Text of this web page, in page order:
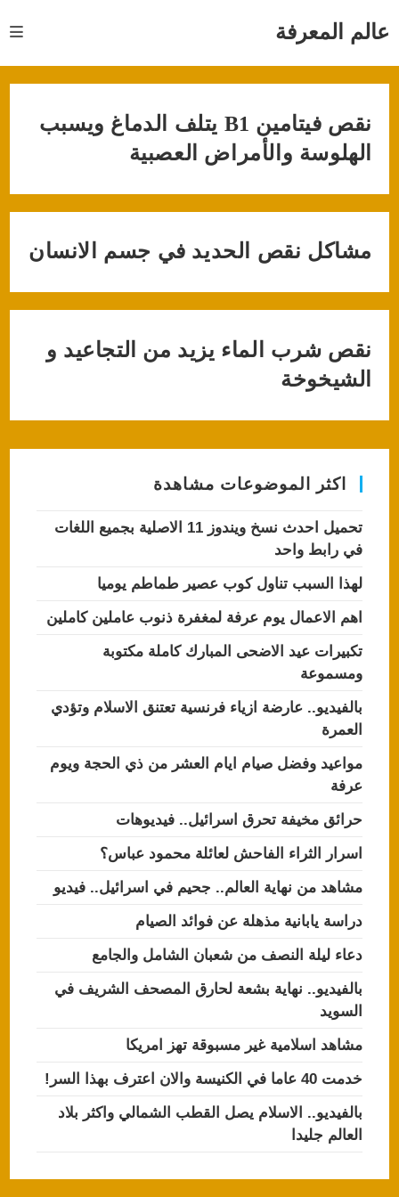
عالم المعرفة
نقص فيتامين B1 يتلف الدماغ ويسبب
الهلوسة والأمراض العصبية
مشاكل نقص الحديد في جسم الانسان
نقص شرب الماء يزيد من التجاعيد و
الشيخوخة
اكثر الموضوعات مشاهدة
تحميل احدث نسخ ويندوز 11 الاصلية بجميع اللغات
في رابط واحد
لهذا السبب تناول كوب عصير طماطم يوميا
اهم الاعمال يوم عرفة لمغفرة ذنوب عاملين كاملين
تكبيرات عيد الاضحى المبارك كاملة مكتوبة
ومسموعة
بالفيديو.. عارضة ازياء فرنسية تعتنق الاسلام وتؤدي
العمرة
مواعيد وفضل صيام ايام العشر من ذي الحجة ويوم
عرفة
حرائق مخيفة تحرق اسرائيل.. فيديوهات
اسرار الثراء الفاحش لعائلة محمود عباس؟
مشاهد من نهاية العالم.. جحيم في اسرائيل.. فيديو
دراسة يابانية مذهلة عن فوائد الصيام
دعاء ليلة النصف من شعبان الشامل والجامع
بالفيديو.. نهاية بشعة لحارق المصحف الشريف في
السويد
مشاهد اسلامية غير مسبوقة تهز امريكا
خدمت 40 عاما في الكنيسة والان اعترف بهذا السر!
بالفيديو.. الاسلام يصل القطب الشمالي واكثر بلاد
العالم جليدا